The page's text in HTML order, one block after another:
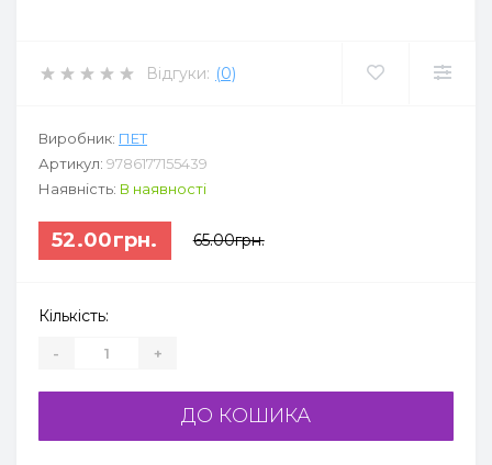
Відгуки: (0)
Виробник: ПЕТ
Артикул: 9786177155439
Наявність: В наявності
52.00грн. 65.00грн.
Кількість:
- +
ДО КОШИКА